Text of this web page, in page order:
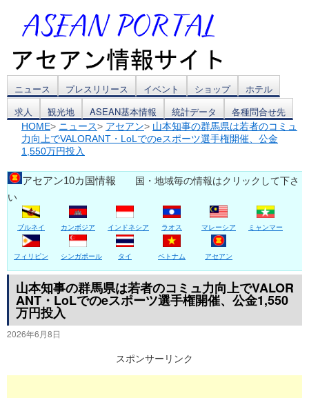
コ
ン
テ
へ
ス
キ
ッ
ニュース プレスリリース イベント ショップ
ホテル
求人
観光地 ASEAN基本情報 統計データ 各種問合せ先
HOME> ニュース> アセアン> 山本知事の群馬県は若者のコミュ
力向上でVALORANT・LoLでのeスポーツ選手権開催、公金
1,550万円投入
アセアン10カ国情報 国・地域毎の情報はクリックして下さ
い
ブルネイ カンボジア インドネシア ラオス マレーシア ミャンマー
フィリピン シンガポール タイ ベトナム アセアン
山本知事の群馬県は若者のコミュ力向上でVALOR
ANT・LoLでのeスポーツ選手権開催、公金1,550
万円投入
2026年6月8日
スポンサーリンク